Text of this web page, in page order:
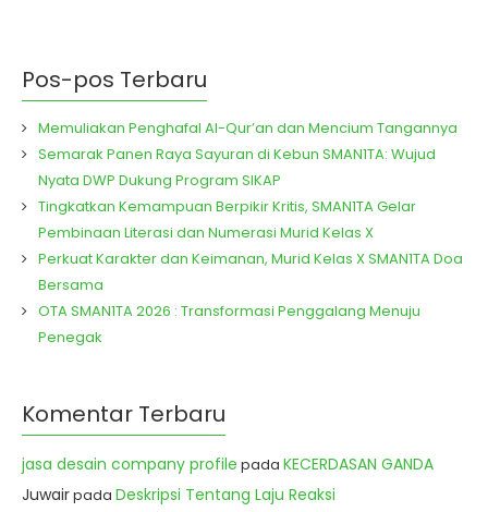
Pos-pos Terbaru
Memuliakan Penghafal Al-Qur’an dan Mencium Tangannya
Semarak Panen Raya Sayuran di Kebun SMAN1TA: Wujud
Nyata DWP Dukung Program SIKAP
Tingkatkan Kemampuan Berpikir Kritis, SMAN1TA Gelar
Pembinaan Literasi dan Numerasi Murid Kelas X
Perkuat Karakter dan Keimanan, Murid Kelas X SMAN1TA Doa
Bersama
OTA SMAN1TA 2026 : Transformasi Penggalang Menuju
Penegak
Komentar Terbaru
jasa desain company profile pada KECERDASAN GANDA
Juwairpada Deskripsi Tentang Laju Reaksi